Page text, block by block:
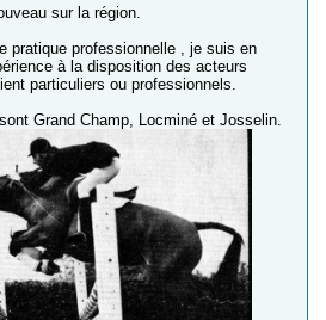
sur la région.
pratique professionnelle , je suis en
à la disposition des acteurs
particuliers ou professionnels.
Grand Champ, Locminé et Josselin.